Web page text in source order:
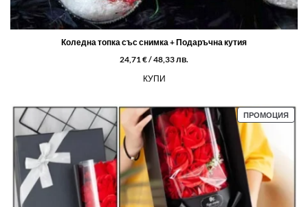
Коледна топка със снимка + Подаръчна кутия
24,71€/ 48,33 лв.
КУПИ
ПРОМОЦИЯ
С